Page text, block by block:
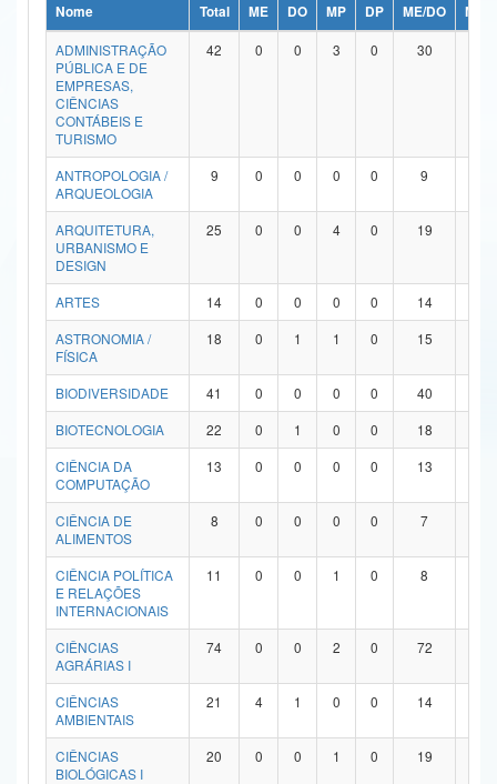
Ministério da Ciência, Tecnologia, Inovações e Comunicações
Ministério do Meio Ambiente
Ministério do Turismo
Ministério do Desenvolvimento Regional
Controladoria-Geral da União
Ministério da Mulher, da Família e dos Direitos Humanos
Secretaria de Governo
Advocacia-Geral da União
Banco Central do Brasil
Nome Total ME DO MP DP ME/DO
MP/
ADMINISTRAÇÃO
PÚBLICA E DE
EMPRESAS,
CIÊNCIAS
CONTÁBEIS E
TURISMO
42 0 0 3 0 30
ANTROPOLOGIA /
ARQUEOLOGIA
9 0 0 0 0 9
ARQUITETURA,
URBANISMO E
DESIGN
25 0 0 4 0 19
ARTES 14 0 0 0 0 14
ASTRONOMIA /
FÍSICA
18 0 1 1 0 15
BIODIVERSIDADE 41 0 0 0 0 40
BIOTECNOLOGIA
22 0 1 0 0 18
CIÊNCIA DA
COMPUTAÇÃO
13 0 0 0 0 13
CIÊNCIA DE
ALIMENTOS
8 0 0 0 0 7
CIÊNCIA POLÍTICA
E RELAÇÕES
INTERNACIONAIS
11 0 0 1 0 8
CIÊNCIAS
AGRÁRIAS I
74 0 0 2 0 72
CIÊNCIAS
AMBIENTAIS
21 4 1 0 0 14
CIÊNCIAS
BIOLÓGICAS I
20 0 0 1 0 19